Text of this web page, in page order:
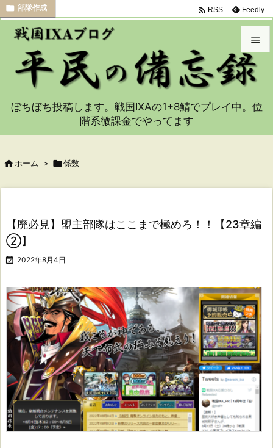


メニュ
サイド
 RSS Feedly
ぼちぼち投稿します。戦国IXAの1+8鯖でプレイ中。位
階系微課金でやってます
 ホーム > 係数
【廃必見】盟主部隊はここまで極めろ！！【23章編
②】
 2022年8月4日
 考察
 部隊作成
 部隊作成